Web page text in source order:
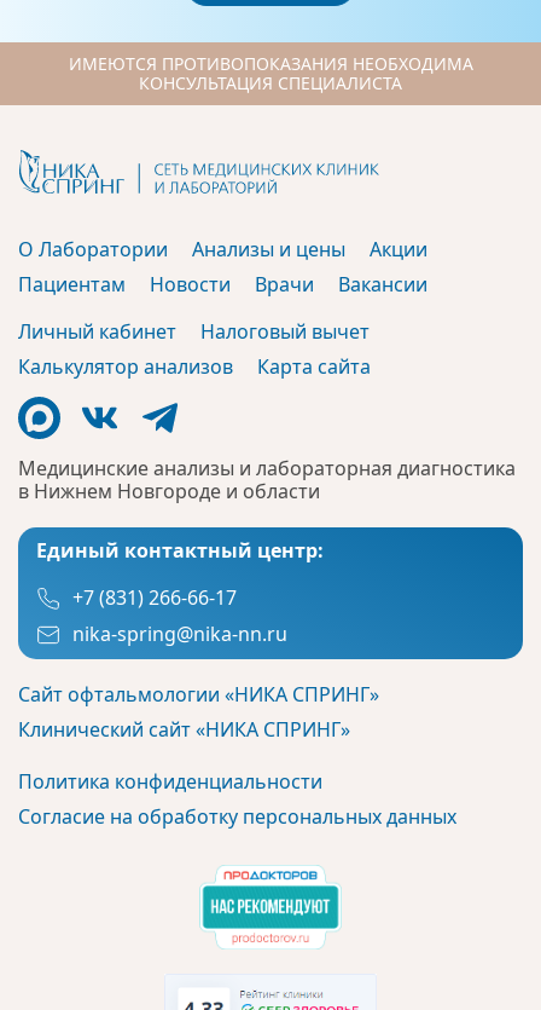
ИМЕЮТСЯ ПРОТИВОПОКАЗАНИЯ НЕОБХОДИМА
КОНСУЛЬТАЦИЯ СПЕЦИАЛИСТА
Медицинские анализы и лабораторная диагностика
в Нижнем Новгороде и области
Единый контактный центр:
+7 (831) 266-66-17
nika-spring@nika-nn.ru
Сайт офтальмологии «НИКА СПРИНГ»
Клинический сайт «НИКА СПРИНГ»
Политика конфиденциальности
Согласие на обработку персональных данных
О Лаборатории Анализы и цены
Акции
Пациентам
Новости Врачи
Вакансии
Личный кабинет
Налоговый вычет
Калькулятор анализов
Карта сайта